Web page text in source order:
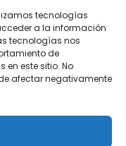
tecnologías
a la información
tecnologías nos
de
este sitio. No
afectar negativamente
invierte su
décadas, Warren
casi heroica,